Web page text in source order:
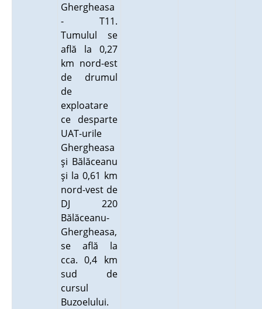
Ghergheasa
- T11.
Tumulul se
află la 0,27
km nord-est
de drumul
de
exploatare
ce desparte
UAT-urile
Ghergheasa
şi Bălăceanu
şi la 0,61 km
nord-vest de
DJ 220
Bălăceanu-
Ghergheasa,
se află la
cca. 0,4 km
sud de
cursul
Buzoelului.